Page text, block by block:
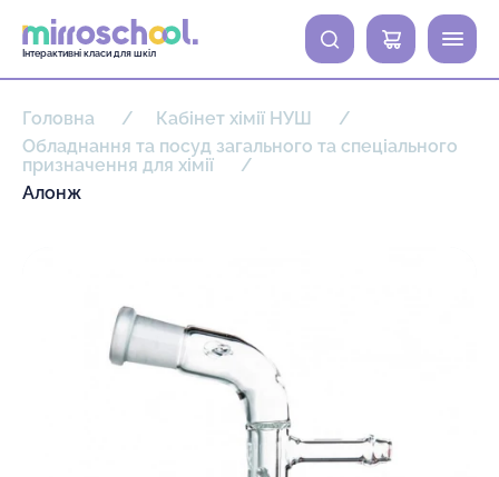
Інтерактивні класи для шкіл
0
Головна
Кабінет хімії НУШ
Обладнання та посуд загального та спеціального
призначення для хімії
Алонж